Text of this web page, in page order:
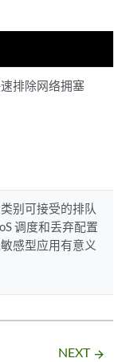
排除网络拥塞
别可接受的排队
调度和丢弃配置
感型应用有意义
NEXT arrow_forward